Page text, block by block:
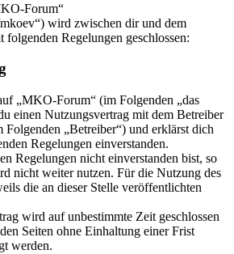
Forum“
wird zwischen dir und dem
folgenden Regelungen geschlossen:
„MKO-Forum“ (im Folgenden „das
einen Nutzungsvertrag mit dem Betreiber
Folgenden „Betreiber“) und erklärst dich
Regelungen einverstanden.
Regelungen nicht einverstanden bist, so
nicht weiter nutzen. Für die Nutzung des
die an dieser Stelle veröffentlichten
wird auf unbestimmte Zeit geschlossen
Seiten ohne Einhaltung einer Frist
werden.